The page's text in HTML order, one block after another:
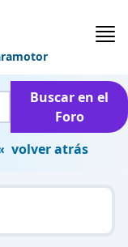
Buscar en el
Foro
volver atrás